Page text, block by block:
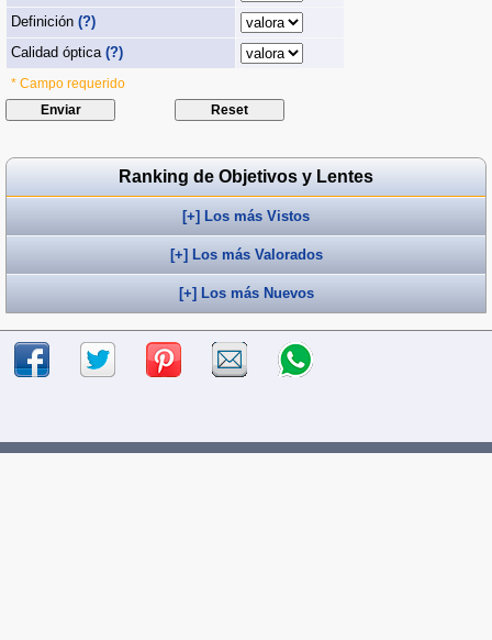
Definición (?)
Calidad óptica (?)
* Campo requerido
Ranking de Objetivos y Lentes
[+] Los más Vistos
[+] Los más Valorados
[+] Los más Nuevos